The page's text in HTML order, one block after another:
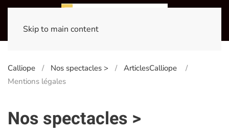
Skip to main content
Calliope Nos spectacles >
ArticlesCalliope
Mentions légales
Nos spectacles >